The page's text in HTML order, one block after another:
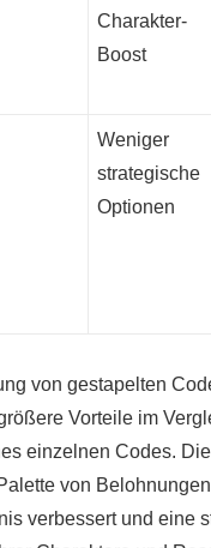
Charakter-
Boost
Weniger
strategische
Optionen
von gestapelten
Vorteile im
einzelnen Codes.
von
verbessert und eine